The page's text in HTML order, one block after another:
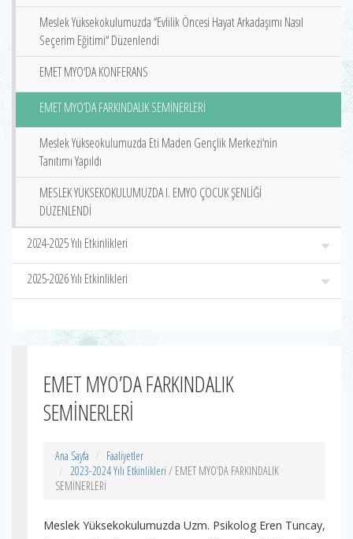
Meslek Yüksekokulumuzda ‘‘Evlilik Öncesi Hayat Arkadaşımı Nasıl
Seçerim Eğitimi‘‘ Düzenlendi
EMET MYO‘DA KONFERANS
EMET MYO’DA FARKINDALIK SEMİNERLERİ
Meslek Yükseokulumuzda Eti Maden Gençlik Merkezi‘nin
Tanıtımı Yapıldı
MESLEK YÜKSEKOKULUMUZDA I. EMYO ÇOCUK ŞENLİĞİ
DÜZENLENDİ
2024-2025 Yılı Etkinlikleri
2025-2026 Yılı Etkinlikleri
EMET MYO’DA FARKINDALIK
SEMİNERLERİ
Ana Sayfa
Faaliyetler
2023-2024 Yılı Etkinlikleri / EMET MYO’DA FARKINDALIK
SEMİNERLERİ
Meslek Yüksekokulumuzda Uzm. Psikolog Eren Tuncay,